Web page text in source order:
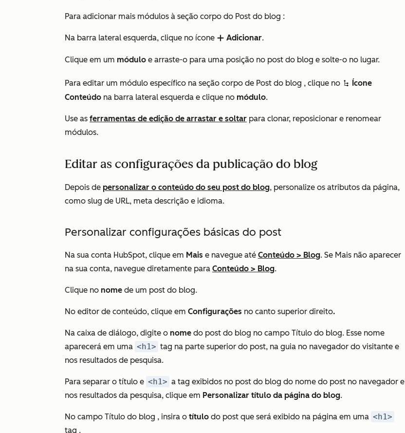
Para adicionar mais módulos à seção corpo do Post do blog :
Na barra lateral esquerda, clique no ícone add Adicionar.
Clique em um módulo e arraste-o para uma posição no post do blog e solte-o no lugar.
Para editar um módulo específico na seção corpo de Post do blog , clique no siteTree Ícone
Conteúdo na barra lateral esquerda e clique no módulo.
Use as ferramentas de edição de arrastar e soltar para clonar, reposicionar e renomear
módulos.
Editar as configurações da publicação do blog
Depois de personalizar o conteúdo do seu post do blog, personalize os atributos da página,
como slug de URL, meta descrição e idioma.
Personalizar configurações básicas do post
Na sua conta HubSpot, clique em Mais e navegue até Conteúdo > Blog. Se Mais não aparecer
na sua conta, navegue diretamente para Conteúdo > Blog.
Clique no nome de um post do blog.
No editor de conteúdo, clique em Configurações no canto superior direito.
Na caixa de diálogo, digite o nome do post do blog no campo Título do blog. Esse nome
aparecerá em uma <h1> tag na parte superior do post, na guia no navegador do visitante e
nos resultados de pesquisa.
Para separar o título e <h1> a tag exibidos no post do blog do nome do post no navegador e
nos resultados da pesquisa, clique em Personalizar título da página do blog.
No campo Título do blog , insira o título do post que será exibido na página em uma <h1>
tag .